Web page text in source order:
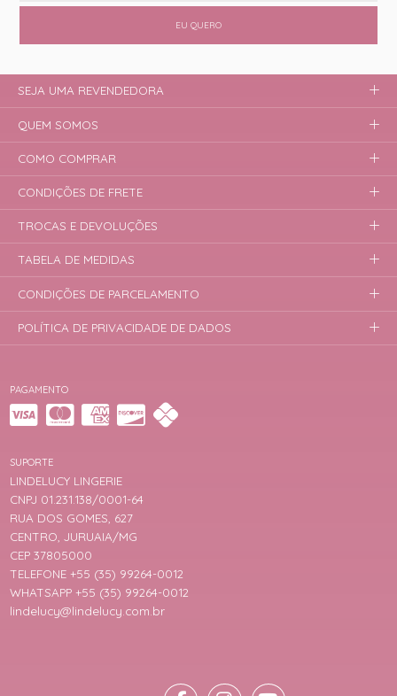
EU QUERO
PAGAMENTO
SUPORTE
LINDELUCY LINGERIE
CNPJ 01.231.138/0001-64
RUA DOS GOMES, 627
CENTRO, JURUAIA/MG
CEP 37805000
TELEFONE +55 (35) 99264-0012
WHATSAPP +55 (35) 99264-0012
lindelucy@lindelucy.com.br
SEJA UMA REVENDEDORA
QUEM SOMOS
COMO COMPRAR
CONDIÇÕES DE FRETE
TROCAS E DEVOLUÇÕES
TABELA DE MEDIDAS
CONDIÇÕES DE PARCELAMENTO
POLÍTICA DE PRIVACIDADE DE DADOS